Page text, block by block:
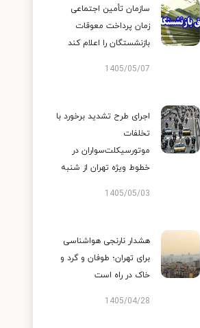
سازمان تأمین اجتماعی
زمان پرداخت معوقات
بازنشستگان را اعلام کند
1405/05/07
اجرای طرح تشدید برخورد با
تخلفات
موتورسیکلت‌سواران در
خطوط ویژه تهران از شنبه
1405/05/03
هشدار نارنجی هواشناسی
برای تهران؛ طوفان و گرد و
خاک در راه است
1405/04/28